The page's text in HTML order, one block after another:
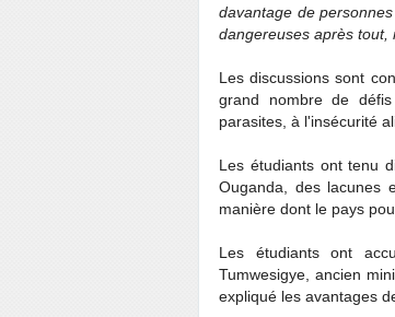
davantage de
dangereuses après tout,
Les discussions sont
grand nombre de
parasites, à l'insécurité
Les étudiants ont tenu
Ouganda, des lacunes
manière dont le pays
Les étudiants ont
Tumwesigye, ancien
expliqué les avantages